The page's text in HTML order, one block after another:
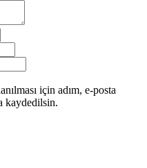
için adım, e-posta
kaydedilsin.